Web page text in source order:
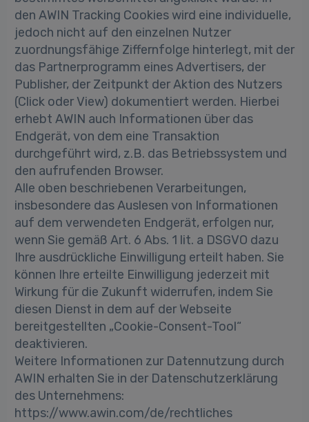
den AWIN Tracking Cookies wird eine individuelle,
jedoch nicht auf den einzelnen Nutzer
zuordnungsfähige Ziffernfolge hinterlegt, mit der
das Partnerprogramm eines Advertisers, der
Publisher, der Zeitpunkt der Aktion des Nutzers
(Click oder View) dokumentiert werden. Hierbei
erhebt AWIN auch Informationen über das
Endgerät, von dem eine Transaktion
durchgeführt wird, z.B. das Betriebssystem und
den aufrufenden Browser.
Alle oben beschriebenen Verarbeitungen,
insbesondere das Auslesen von Informationen
auf dem verwendeten Endgerät, erfolgen nur,
wenn Sie gemäß Art. 6 Abs. 1 lit. a DSGVO dazu
Ihre ausdrückliche Einwilligung erteilt haben. Sie
können Ihre erteilte Einwilligung jederzeit mit
Wirkung für die Zukunft widerrufen, indem Sie
diesen Dienst in dem auf der Webseite
bereitgestellten „Cookie-Consent-Tool“
deaktivieren.
Weitere Informationen zur Datennutzung durch
AWIN erhalten Sie in der Datenschutzerklärung
des Unternehmens:
https://www.awin.com/de/rechtliches